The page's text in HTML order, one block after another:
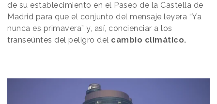
de su establecimiento en el Paseo de la Castella de
Madrid para que el conjunto del mensaje leyera “Ya
nunca es primavera” y, así, concienciar a los
transeúntes del peligro del cambio climático.